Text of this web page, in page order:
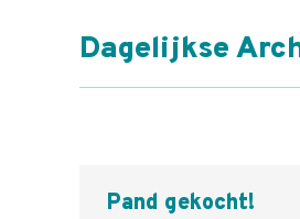
Dagelijkse
Pand gekocht!